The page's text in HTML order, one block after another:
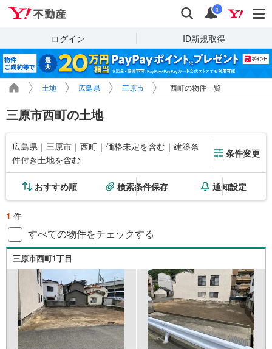
検索 通知
i
ログイン ID新規取得
土地 広島県 三原市 西町の物件一覧
三原市西町の土地
広島県｜三原市｜西町｜価格未定を含む｜建築条
件付き土地を含む
条件変更
おすすめ順 検索条件保存 通知設定
1 件
すべての物件をチェックする
三原市西町1丁目